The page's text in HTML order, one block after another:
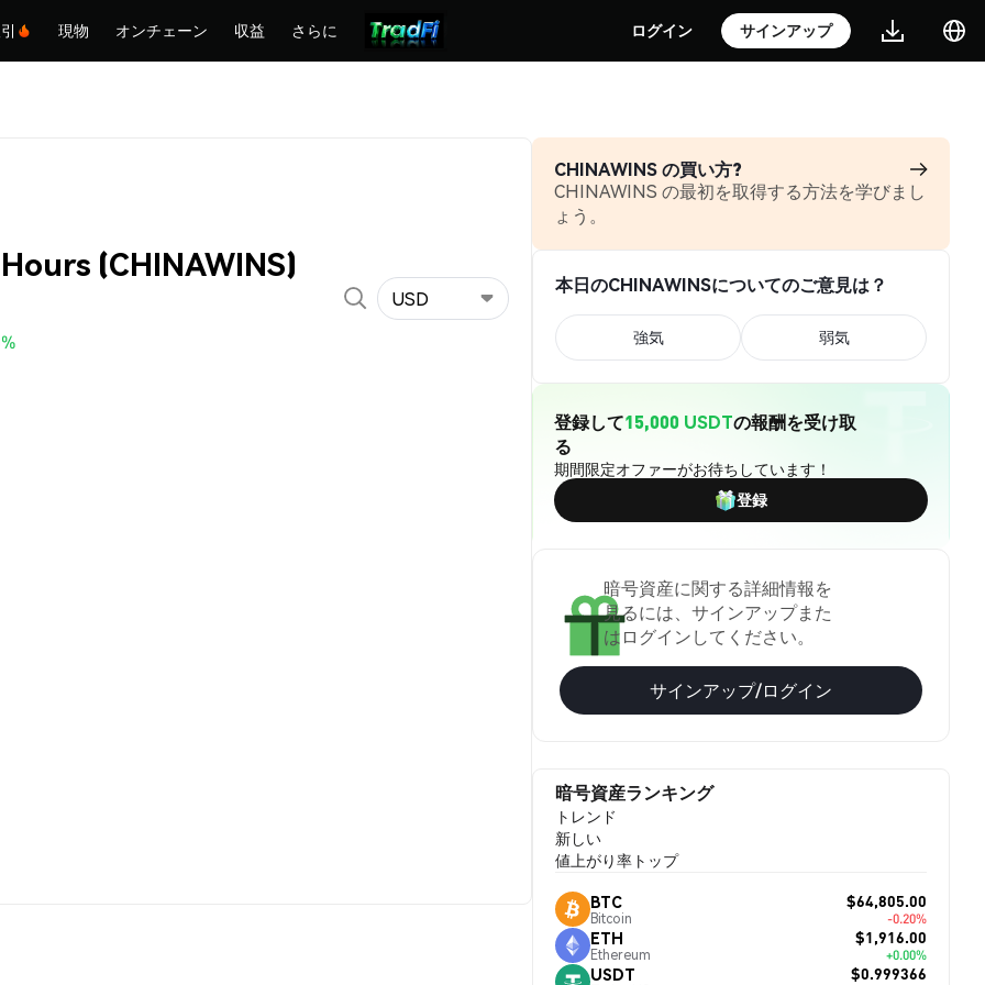
現物 オンチェーン 収益 さらに ログイン サインアップ
(CHINAWINS)
USD
CHINAWINS の買い方?
CHINAWINS の最初を取得する方法を学びまし
ょう。
本日のCHINAWINSについてのご意見は？
強気 弱気
登録して15,000 USDTの報酬を受け取
る
期間限定オファーがお待ちしています！
登録
暗号資産に関する詳細情報を
見るには、サインアップまた
はログインしてください。
サインアップ/ログイン
暗号資産ランキング
トレンド
新しい
値上がり率トップ
BTC
Bitcoin
$64,805.00
-0.20%
ETH
Ethereum
$1,916.00
+0.00%
USDT $0.999366